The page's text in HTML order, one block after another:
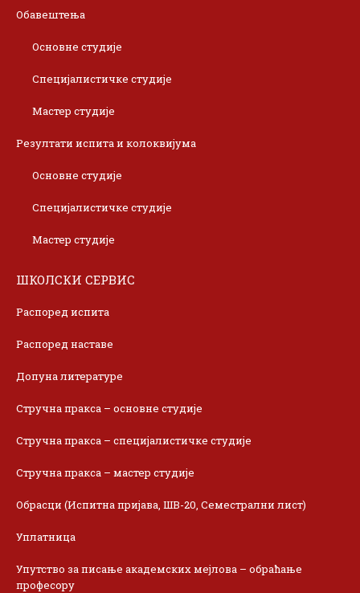
Обавештења
Основне студије
Специјалистичке студије
Мастер студије
Резултати испита и колоквијума
Основне студије
Специјалистичке студије
Мастер студије
ШКОЛСКИ СЕРВИС
Распоред испита
Распоред наставе
Допуна литературе
Стручна пракса – основне студије
Стручна пракса – специјалистичке студије
Стручна пракса – мастер студије
Обрасци (Испитна пријава, ШВ-20, Семестрални лист)
Уплатница
Упутство за писање академских мејлова – обраћање
професору